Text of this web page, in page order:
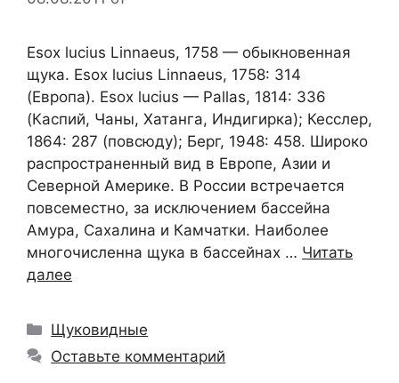
Esox lucius Linnaeus, 1758 — обыкновенная
щука. Esox lucius Linnaeus, 1758: 314
(Европа). Esox lucius — Pallas, 1814: 336
(Каспий, Чаны, Хатанга, Индигирка); Кесслер,
1864: 287 (повсюду); Берг, 1948: 458. Широко
распространенный вид в Европе, Азии и
Северной Америке. В России встречается
повсеместно, за исключением бассейна
Амура, Сахалина и Камчатки. Наиболее
многочисленна щука в бассейнах … Читать
далее
Рубрики
Щуковидные
Оставьте комментарий